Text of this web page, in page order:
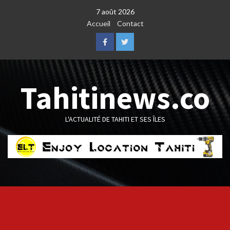
7 août 2026
Accueil
Contact
FacebookTwitter
Tahitinews.co
L'ACTUALITÉ DE TAHITI ET SES ÎLES